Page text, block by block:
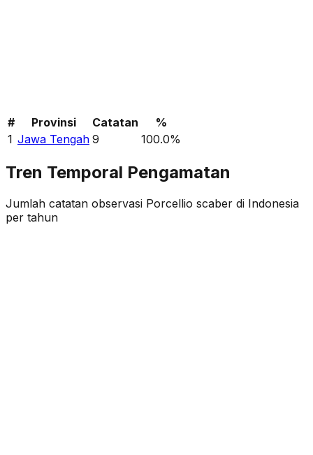
# Provinsi Catatan
%
1 Jawa Tengah 9 100.0%
Tren Temporal Pengamatan
Jumlah catatan observasi Porcellio scaber di Indonesia
per tahun